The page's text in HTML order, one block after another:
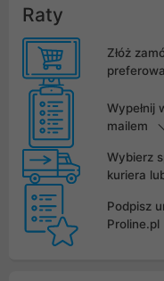
Raty
Złóż
Wypełnij
mailem
Wybierz
kuriera
Podpisz
Proline.pl